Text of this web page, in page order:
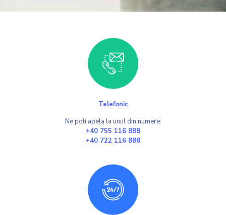
Telefonic
Ne poti apela la unul din numere:
+40 755 116 888
+40 722 116 888